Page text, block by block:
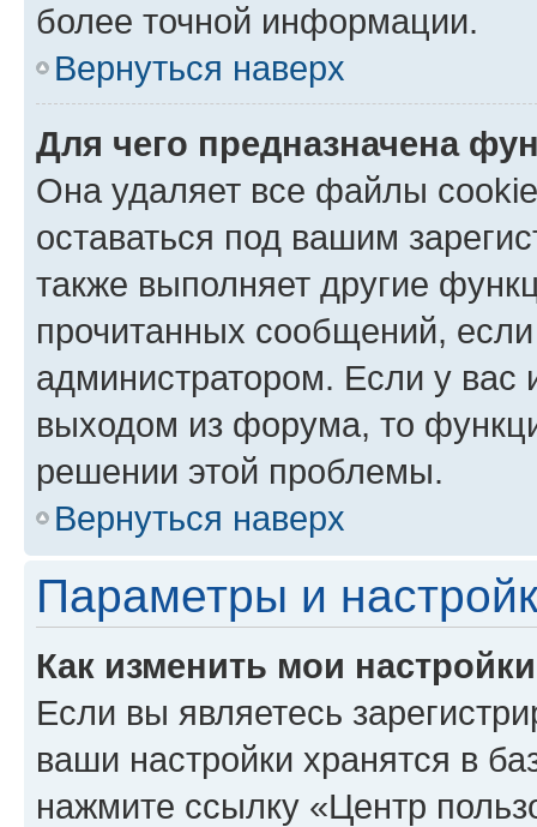
более точной информации.
Вернуться наверх
Для чего предназначена
Она удаляет все файлы
оставаться под вашим
также выполняет другие
прочитанных сообщений,
администратором. Если у
выходом из форума, то
решении этой проблемы.
Вернуться наверх
Параметры и
Как изменить мои
Если вы являетесь
ваши настройки хранятся в
нажмите ссылку «Центр